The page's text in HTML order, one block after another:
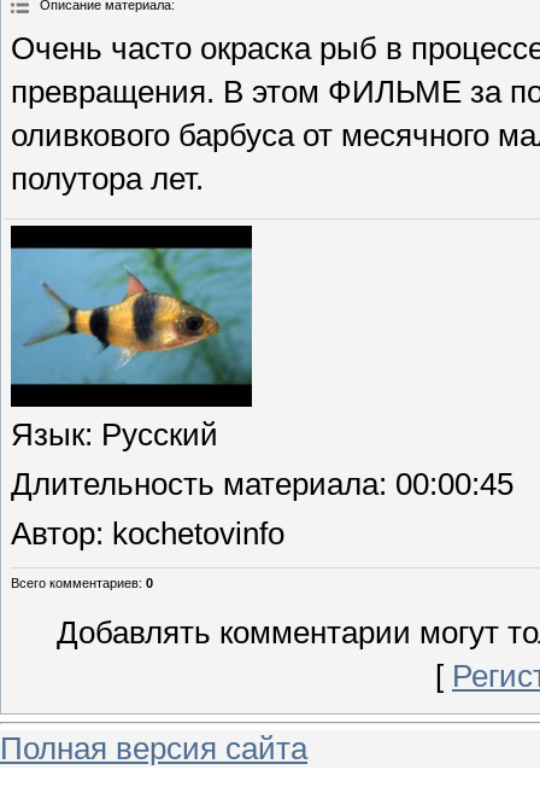
Описание материала:
Очень часто окраска рыб в
превращения. В этом ФИЛЬМЕ за
оливкового барбуса от месячного
полутора лет.
Язык: Русский
Длительность материала: 00:00:45
Автор: kochetovinfo
Всего комментариев: 0
Добавлять комментарии могут
[
Полная версия сайта